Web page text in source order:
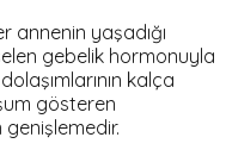
annenin yaşadığı
gebelik hormonuyla
kalça
gösteren